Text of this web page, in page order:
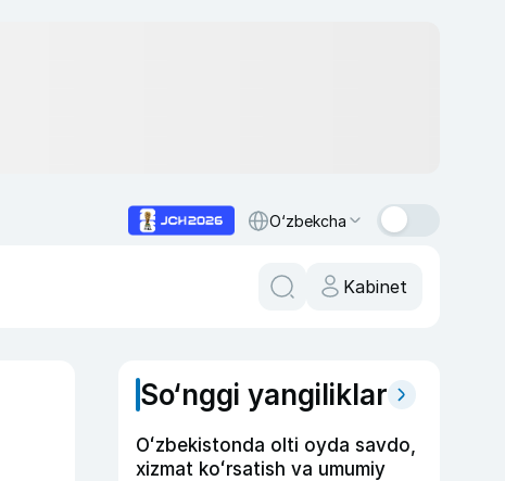
O‘zbekcha
Kabinet
So‘nggi yangiliklar
Oʻzbekistonda olti oyda savdo,
xizmat koʻrsatish va umumiy